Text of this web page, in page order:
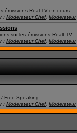
émissions Real TV en cours
:Moderateur Chef,Moderateur
sur les émissions Realt-TV
:Moderateur Chef,Moderateur
/ Free Speaking
:Moderateur Chef,Moderateur